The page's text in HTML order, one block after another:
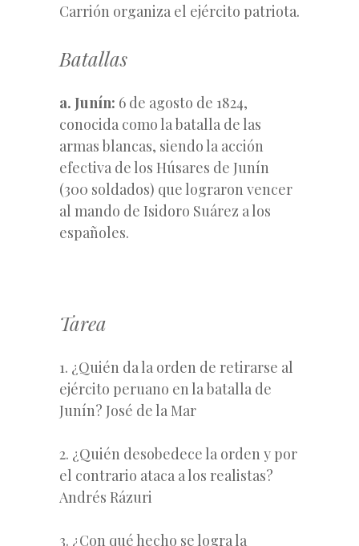
Carrión organiza el ejército patriota.
Batallas
a. Junín: 6 de agosto de 1824,
conocida como la batalla de las
armas blancas, siendo la acción
efectiva de los Húsares de Junín
(300 soldados) que lograron vencer
al mando de Isidoro Suárez a los
españoles.
Tarea
1. ¿Quién da la orden de retirarse al
ejército peruano en la batalla de
Junín? José de la Mar
2. ¿Quién desobedece la orden y por
el contrario ataca a los realistas?
Andrés Rázuri
3. ¿Con qué hecho se logra la